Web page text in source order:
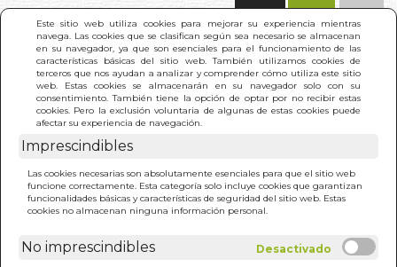
Este sitio web utiliza cookies para mejorar su experiencia mientras
navega. Las cookies que se clasifican según sea necesario se almacenan
en su navegador, ya que son esenciales para el funcionamiento de las
características básicas del sitio web. También utilizamos cookies de
terceros que nos ayudan a analizar y comprender cómo utiliza este sitio
web. Estas cookies se almacenarán en su navegador solo con su
consentimiento. También tiene la opción de optar por no recibir estas
cookies. Pero la exclusión voluntaria de algunas de estas cookies puede
afectar su experiencia de navegación.
Imprescindibles
Las cookies necesarias son absolutamente esenciales para que el sitio web
funcione correctamente. Esta categoría solo incluye cookies que garantizan
funcionalidades básicas y características de seguridad del sitio web. Estas
cookies no almacenan ninguna información personal.
No imprescindibles
INICIO > CINE, DECIMA MUSA. EL